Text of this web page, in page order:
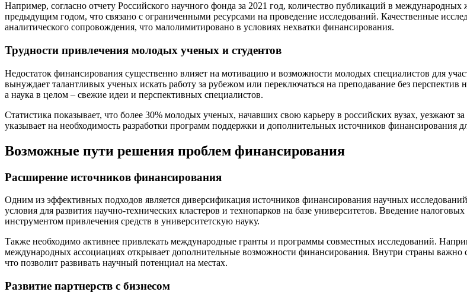
Например, согласно отчету Российского научного фонда за 2021 год, количество публикаций в
предыдущим годом, что связано с ограниченными ресурсами на проведение исследований. Качественные
аналитического сопровождения, что малолимитировано в условиях нехватки финансирования.
Трудности привлечения молодых ученых и студентов
Недостаток финансирования существенно влияет на мотивацию и возможности молодых специалистов для
вынуждает талантливых ученых искать работу за рубежом или переключаться на преподавание без перспектив
а наука в целом – свежие идеи и перспективных специалистов.
Статистика показывает, что более 30% молодых ученых, начавших свою карьеру в российских вузах, уезжают
указывает на необходимость разработки программ поддержки и дополнительных источников финансирования
Возможные пути решения проблем финансирования
Расширение источников финансирования
Одним из эффективных подходов является диверсификация источников финансирования научных
условия для развития научно-технических кластеров и технопарков на базе университетов. Введение
инструментом привлечения средств в университетскую науку.
Также необходимо активнее привлекать международные гранты и программы совместных исследований.
международных ассоциациях открывает дополнительные возможности финансирования. Внутри страны важно
что позволит развивать научный потенциал на местах.
Развитие партнерств с бизнесом